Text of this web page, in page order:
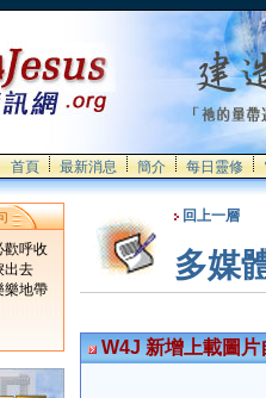
首頁 最新消息 簡介 每日靈修
歡呼收
出去
樂地帶
回上一層
多媒
W4J 新增上載圖片